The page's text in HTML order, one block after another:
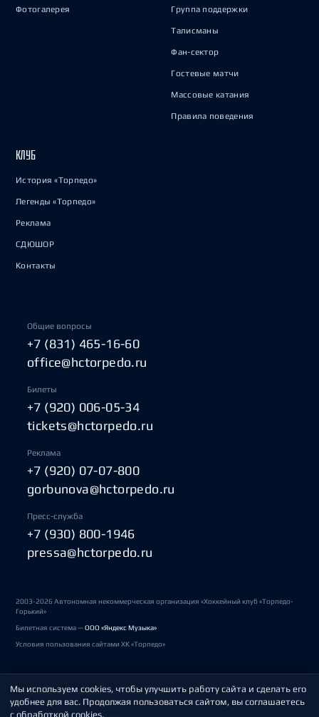
Фотогалерея Группа поддержки
Талисманы
Фан-сектор
Гостевые матчи
Массовые катания
Правила поведения
КЛУБ
История «Торпедо»
Легенды «Торпедо»
Реклама
СДЮШОР
Контакты
Общие вопросы
+7 (831) 465-16-60
office@hctorpedo.ru
Билеты
+7 (920) 006-05-34
tickets@hctorpedo.ru
Реклама
+7 (920) 07-07-800
gorbunova@hctorpedo.ru
Пресс-служба
+7 (930) 800-1946
pressa@hctorpedo.ru
2003-2026 Автономная некоммерческая организация «Хоккейный клуб «Торпедо-
Горький»
Билетная система —ООО «Яндекс Музыка»
Условия пользования сайтами ХК «Торпедо»
Политика обработки персональных данных
Пользовательское соглашение
Мы используем cookies, чтобы улучшить работу сайта и сделать его
удобнее для вас. Продолжая пользоваться сайтом, вы соглашаетесь
с обработкой cookies.